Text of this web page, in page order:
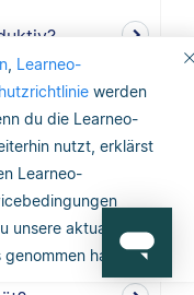
, Learneo-
werden
du die Learneo-
nutzt, erklärst
Learneo-
unsere aktualisierte
genommen hast.